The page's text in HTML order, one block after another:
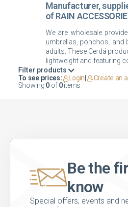
Manufacturer,
of RAIN
We are wholesale
umbrellas, ponchos, and
adults. These Cerdá
Filter products
Showing 0 of 0items
To see prices: Login Create an
Be the
know
Special offers, events and